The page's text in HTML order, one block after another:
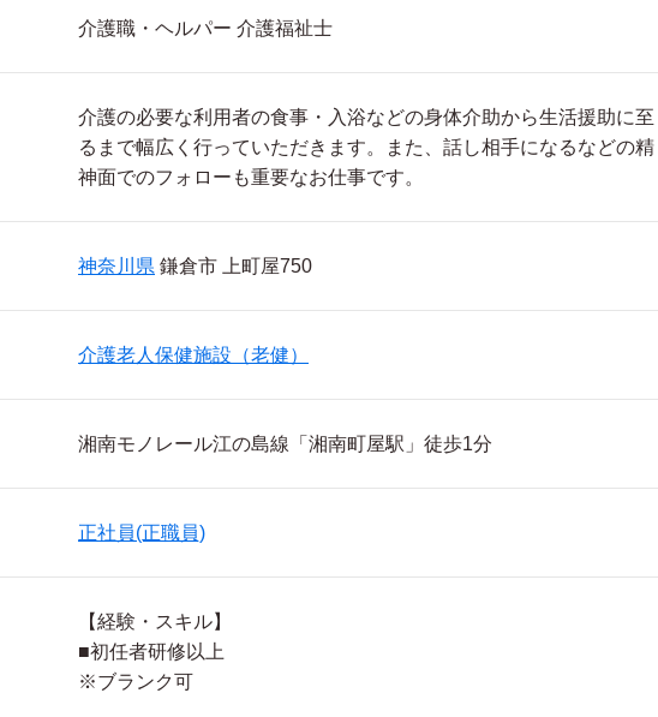
介護職・ヘルパー 介護福祉士
介護の必要な利用者の食事・入浴などの身体介助から生活援助に至
るまで幅広く行っていただきます。また、話し相手になるなどの精
神面でのフォローも重要なお仕事です。
神奈川県 鎌倉市 上町屋750
介護老人保健施設（老健）
湘南モノレール江の島線「湘南町屋駅」徒歩1分
正社員(正職員)
【経験・スキル】
■初任者研修以上
※ブランク可